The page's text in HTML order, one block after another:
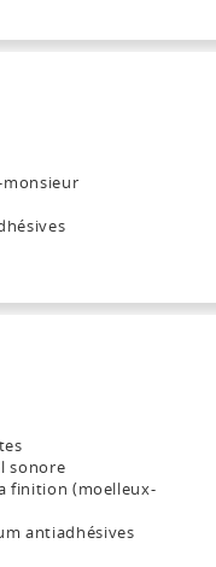
monsieur
sonore
finition (moelleux-
antiadhésives